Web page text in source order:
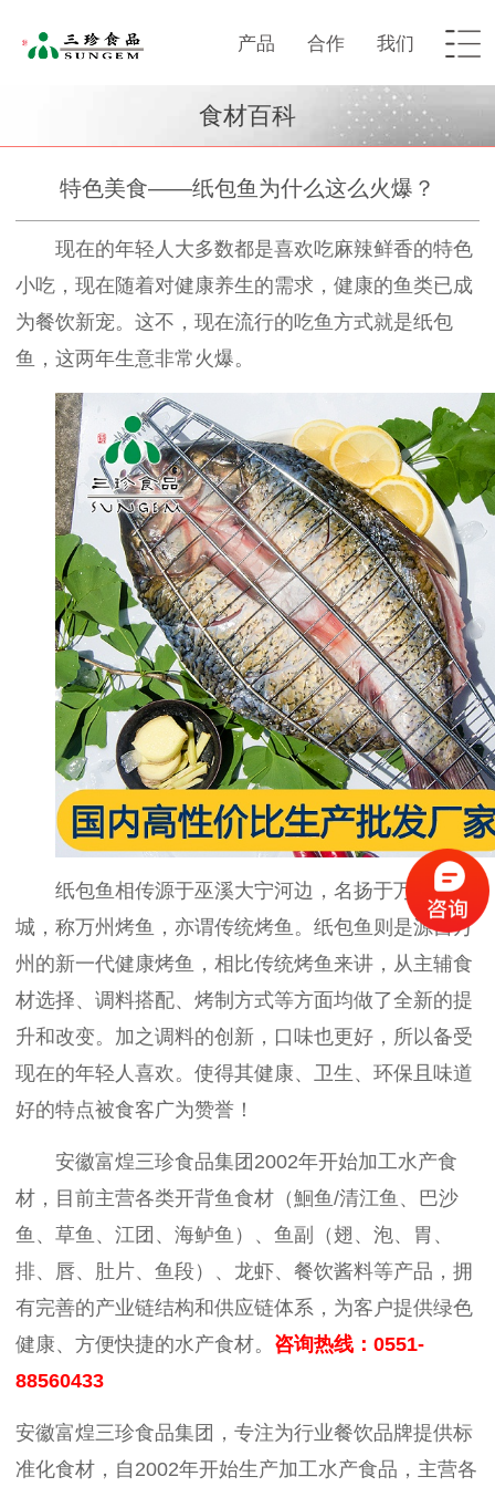
产品 合作 我们
食材百科
特色美食——纸包鱼为什么这么火爆？
现在的年轻人大多数都是喜欢吃麻辣鲜香的特色
小吃，现在随着对健康养生的需求，健康的鱼类已成
为餐饮新宠。这不，现在流行的吃鱼方式就是纸包
鱼 ， 这两年生意非常火爆。
纸包鱼相传源于巫溪大宁河边，名扬于万州古
城，称万州烤鱼，亦谓传统烤鱼。纸包鱼则是源自万
州的新一代健康烤鱼，相比传统烤鱼来讲，从主辅食
材选择、调料搭配、烤制方式等方面均做了全新的提
升和改变。加之调料的创新，口味也更好，所以备受
现在的年轻人喜欢。使得其健康、卫生、环保且味道
好的特点被食客广为赞誉！
安徽富煌三珍食品集团 2002年开始加工水产食
材，目前主营各类开背鱼食材（鮰鱼/清江鱼 、巴沙
鱼、草鱼、江团、海鲈鱼）、鱼副（翅、泡、胃、
排、唇、肚片、鱼段）、龙虾、餐饮酱料等产品，拥
有完善的产业链结构和供应链体系，为客户提供绿色
健康、方便快捷的水产食材。 咨询热线：0551-
88560433
安徽富煌三珍食品集团，专注为行业餐饮品牌提供标
准化食材，自2002年开始生产加工水产食品，主营各